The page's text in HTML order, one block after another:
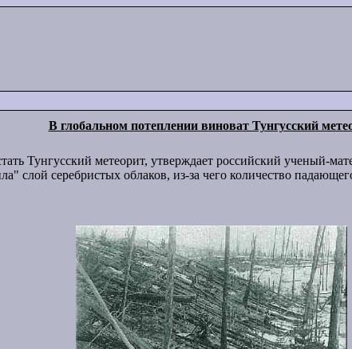
В глобальном потеплении виноват Тунгусский
Тунгусский метеорит, утверждает российский ученый-
слой серебристых облаков, из-за чего количество